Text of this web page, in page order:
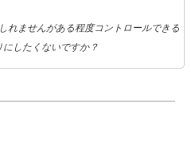
れませんがある程度コントロールできる
にしたくないですか？